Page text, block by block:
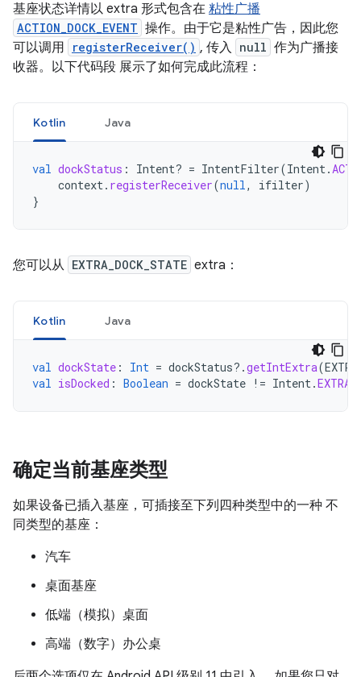
基座状态详情以 extra 形式包含在 粘性广播
ACTION_DOCK_EVENT 操作。由于它是粘性广告，因此您
可以调用
registerReceiver() , 传入 null 作为广播接
收器。以下代码段 展示了如何完成此流程：
Kotlin Java
val dockStatus : Intent? = IntentFilter(Intent.
context. registerReceiver(null, ifilter)
}
您可以从 EXTRA_DOCK_STATE extra：
Kotlin Java
val dockState : Int = dockStatus?.getIntExtra(
val isDocked : Boolean = dockState != Intent.
确定当前基座类型
如果设备已插入基座，可插接至下列四种类型中的一种 不
同类型的基座：
汽车
桌面基座
低端（模拟）桌面
高端（数字）办公桌